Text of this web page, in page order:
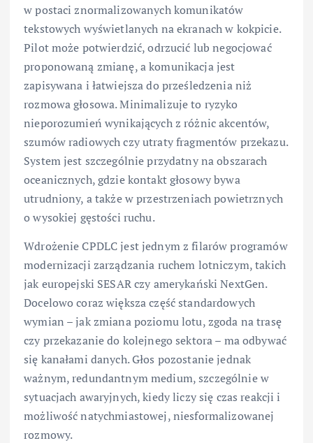
w postaci znormalizowanych komunikatów
tekstowych wyświetlanych na ekranach w kokpicie.
Pilot może potwierdzić, odrzucić lub negocjować
proponowaną zmianę, a komunikacja jest
zapisywana i łatwiejsza do prześledzenia niż
rozmowa głosowa. Minimalizuje to ryzyko
nieporozumień wynikających z różnic akcentów,
szumów radiowych czy utraty fragmentów przekazu.
System jest szczególnie przydatny na obszarach
oceanicznych, gdzie kontakt głosowy bywa
utrudniony, a także w przestrzeniach powietrznych
o wysokiej gęstości ruchu.
Wdrożenie CPDLC jest jednym z filarów programów
modernizacji zarządzania ruchem lotniczym, takich
jak europejski SESAR czy amerykański NextGen.
Docelowo coraz większa część standardowych
wymian – jak zmiana poziomu lotu, zgoda na trasę
czy przekazanie do kolejnego sektora – ma odbywać
się kanałami danych. Głos pozostanie jednak
ważnym, redundantnym medium, szczególnie w
sytuacjach awaryjnych, kiedy liczy się czas reakcji i
możliwość natychmiastowej, niesformalizowanej
rozmowy.